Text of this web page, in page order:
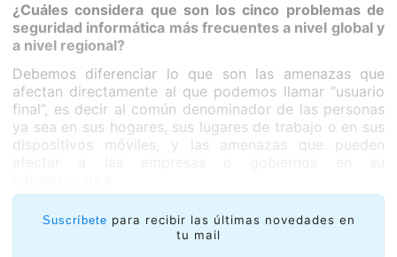
¿Cuáles considera que son los cinco problemas de
seguridad informática más frecuentes a nivel global y
a nivel regional?
Debemos diferenciar lo que son las amenazas que
afectan directamente al que podemos llamar “usuario
final”, es decir al común denominador de las personas
ya sea en sus hogares, sus lugares de trabajo o en sus
dispositivos móviles, y las amenazas que pueden
Suscríbete para recibir las últimas novedades en
tu mail